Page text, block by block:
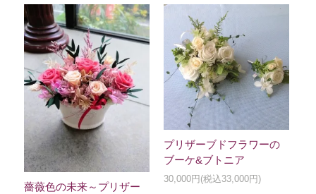
薔薇色の未来～プリザー
プリザーブドフラワーの
ブーケ&ブトニア
30,000円(税込33,000円)